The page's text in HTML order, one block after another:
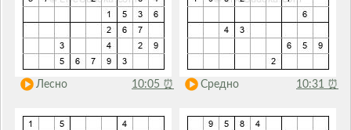
Лесно 10:05 ⏰ Средно 10:31 ⏰